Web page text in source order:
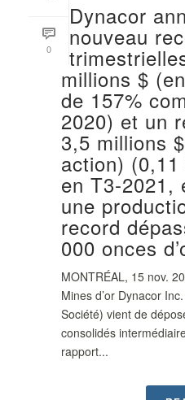
0
Dynacor
nouveau
millions $
de 157%
2020) et un
3,5 millions
action)
en T3-2021,
une
record
000 onces
MONTRÉAL, 15 nov.
Mines d’or Dynacor
Société) vient de
consolidés
rapport...